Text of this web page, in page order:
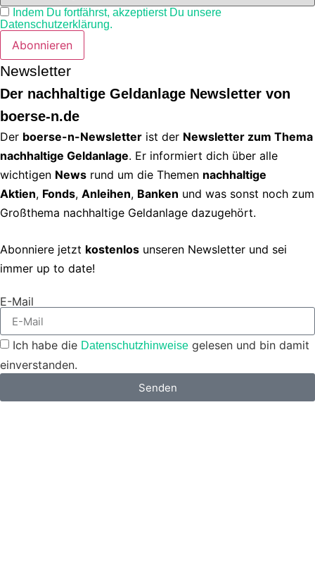
Indem Du fortfährst, akzeptierst Du unsere
Datenschutzerklärung.
Newsletter
Der nachhaltige Geldanlage Newsletter von
boerse-n.de
Der boerse-n-Newsletter ist der Newsletter zum Thema
nachhaltige Geldanlage. Er informiert dich über alle
wichtigen News rund um die Themen nachhaltige
Aktien, Fonds, Anleihen, Banken und was sonst noch zum
Großthema nachhaltige Geldanlage dazugehört.
Abonniere jetzt kostenlos unseren Newsletter und sei
immer up to date!
E-Mail
Ich habe die Datenschutzhinweise gelesen und bin damit
einverstanden.
Senden